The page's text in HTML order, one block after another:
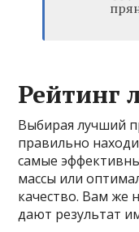
Рейтинг
Выбирая лучший
правильно
самые
массы или
качество. Вам же
дают результат